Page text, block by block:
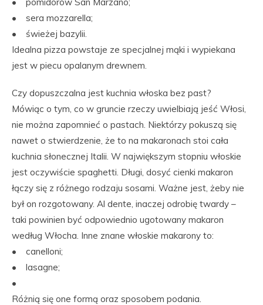
• sera mozzarella;
• świeżej bazylii.
Idealna pizza powstaje ze specjalnej mąki i wypiekana
jest w piecu opalanym drewnem.
Czy dopuszczalna jest kuchnia włoska bez past?
Mówiąc o tym, co w gruncie rzeczy uwielbiają jeść Włosi,
nie można zapomnieć o pastach. Niektórzy pokuszą się
nawet o stwierdzenie, że to na makaronach stoi cała
kuchnia słonecznej Italii. W największym stopniu włoskie
jest oczywiście spaghetti. Długi, dosyć cienki makaron
łączy się z różnego rodzaju sosami. Ważne jest, żeby nie
był on rozgotowany. Al dente, inaczej odrobię twardy –
taki powinien być odpowiednio ugotowany makaron
według Włocha. Inne znane włoskie makarony to:
• canelloni;
• lasagne;
•
Różnią się one formą oraz sposobem podania.